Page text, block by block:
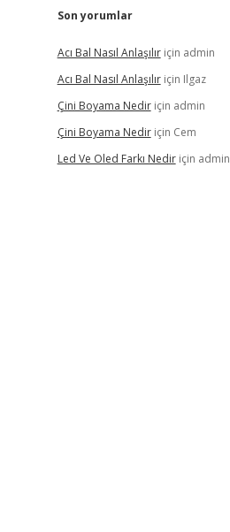
Son yorumlar
Acı Bal Nasıl Anlaşılıriçin admin
Acı Bal Nasıl Anlaşılıriçin Ilgaz
Çini Boyama Nediriçin admin
Çini Boyama Nediriçin Cem
Led Ve Oled Farkı Nediriçin admin